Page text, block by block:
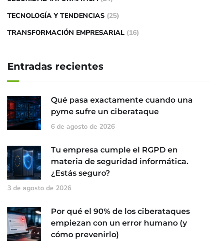
TECNOLOGÍA Y TENDENCIAS (25)
TRANSFORMACIÓN EMPRESARIAL (16)
Entradas recientes
Qué pasa exactamente cuando una
pyme sufre un ciberataque
6 de agosto de 2026
Tu empresa cumple el RGPD en
materia de seguridad informática.
¿Estás seguro?
3 de agosto de 2026
Por qué el 90% de los ciberataques
empiezan con un error humano (y
cómo prevenirlo)